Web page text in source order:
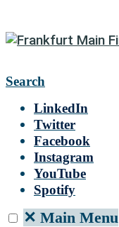
Search
LinkedIn
Twitter
Facebook
Instagram
YouTube
Spotify
✕ Main Menu